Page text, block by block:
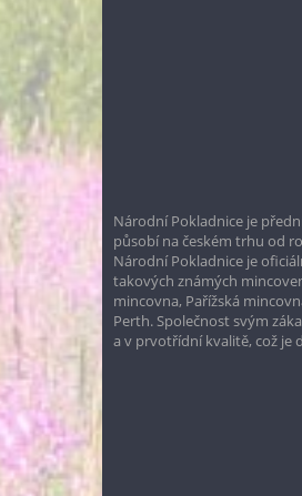
Národní Pokladnice je
působí na českém trhu od
Národní Pokladnice je
takových známých
mincovna, Pařížská
Perth. Společnost svým
a v prvotřídní kvalitě, což je